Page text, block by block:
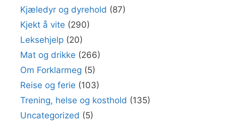
Kjæledyr og dyrehold (87)
Kjekt å vite (290)
Leksehjelp (20)
Mat og drikke (266)
Om Forklarmeg (5)
Reise og ferie (103)
Trening, helse og kosthold (135)
Uncategorized (5)